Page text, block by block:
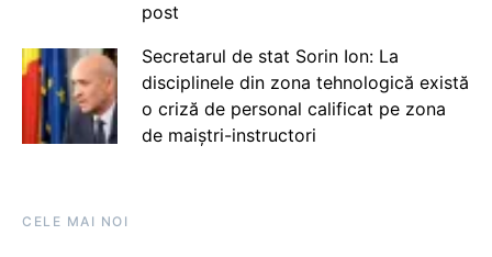
post
Secretarul de stat Sorin Ion: La
disciplinele din zona tehnologică există
o criză de personal calificat pe zona
de maiștri-instructori
CELE MAI NOI